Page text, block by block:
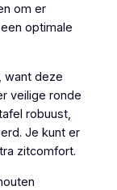
om er
optimale
want deze
veilige ronde
robuust,
Je kunt er
zitcomfort.